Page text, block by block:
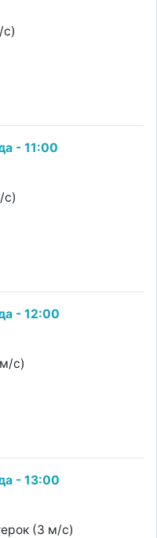
с)
- 11:00
с)
- 12:00
с)
- 13:00
(3 м/с)